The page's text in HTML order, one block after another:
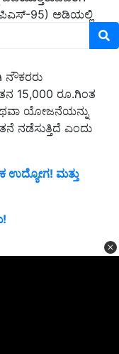
95) ಅಡಿಯಲ್ಲಿ
ಇಪಿಎಫ್‌ಒ
ನೌಕರರು
15,000 ರೂ.ಗಿಂತ
ಯೋಜನೆಯನ್ನು
ನಡೆಸುತ್ತಿದೆ ಎಂದು
ಉದ್ಯೋಗ! ಮತ್ತು